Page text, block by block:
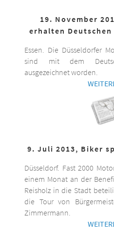
19. November
erhalten
Essen. Die Düsseldorfer
sind mit dem
ausgezeichnet worden.
9. Juli 2013, Biker
Düsseldorf. Fast 2000
einem Monat an der
Reisholz in die Stadt
die Tour von
Zimmermann.